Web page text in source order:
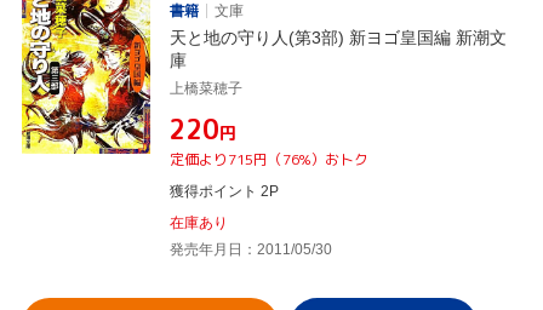
書籍
文庫
天と地の守り人(第3部) 新ヨゴ皇国編 新潮文
庫
上橋菜穂子
¥220円
定価より715円（76%）おトク
獲得ポイント 2P
在庫あり
発売年月日：2011/05/30